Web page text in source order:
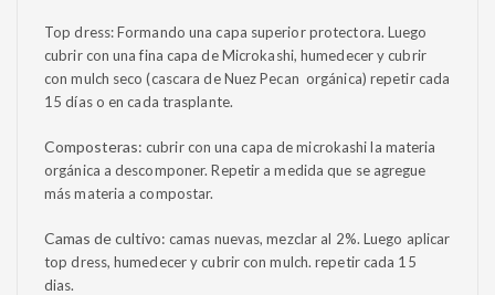
Top dress: Formando una capa superior protectora. Luego
cubrir con una fina capa de Microkashi, humedecer y cubrir
con mulch seco (cascara de Nuez Pecan orgánica) repetir cada
15 días o en cada trasplante.
Composteras: cubrir con una capa de microkashi la materia
orgánica a descomponer. Repetir a medida que se agregue
más materia a compostar.
Camas de cultivo: camas nuevas, mezclar al 2%. Luego aplicar
top dress, humedecer y cubrir con mulch. repetir cada 15
dias.